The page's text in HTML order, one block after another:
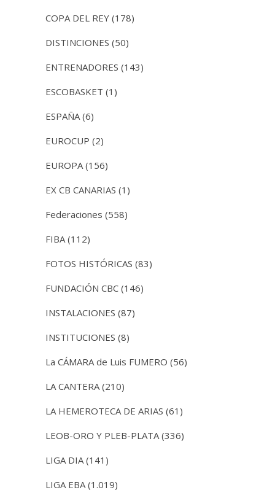
COPA DEL REY (178)
DISTINCIONES (50)
ENTRENADORES (143)
ESCOBASKET (1)
ESPAÑA (6)
EUROCUP (2)
EUROPA (156)
EX CB CANARIAS (1)
Federaciones (558)
FIBA (112)
FOTOS HISTÓRICAS (83)
FUNDACIÓN CBC (146)
INSTALACIONES (87)
INSTITUCIONES (8)
La CÁMARA de Luis FUMERO (56)
LA CANTERA (210)
LA HEMEROTECA DE ARIAS (61)
LEOB-ORO Y PLEB-PLATA (336)
LIGA DIA (141)
LIGA EBA (1.019)